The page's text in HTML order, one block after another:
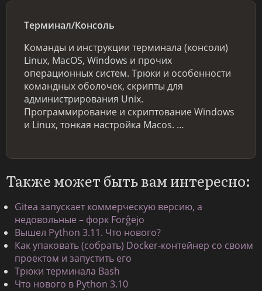
Терминал/Консоль
Команды и инструкции терминала (консоли)
Linux, MacOS, Windows и прочих
операционных систем. Трюки и особенности
командных оболочек, скрипты для
администрирования Unix.
Программирование и скриптование Windows
и Linux, тонкая настройка Macos. …
Также может быть вам интересно:
Gitea запускает коммерческую версию, а
недовольные – форк Forĝejo
Вышел Python 3.11. Что нового?
Как упаковать (собрать) Docker-контейнер со своим
проектом и запустить его
Трюки терминала Bash
Что нового в Python 3.10